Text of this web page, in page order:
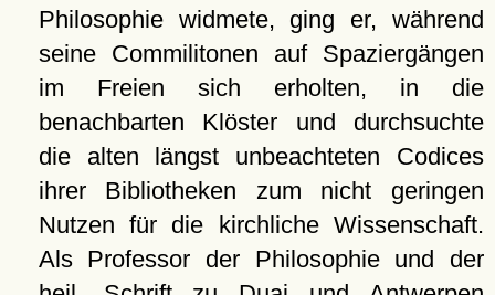
Philosophie widmete, ging er, während
seine Commilitonen auf Spaziergängen
im Freien sich erholten, in die
benachbarten Klöster und durchsuchte
die alten längst unbeachteten Codices
ihrer Bibliotheken zum nicht geringen
Nutzen für die kirchliche Wissenschaft.
Als Professor der Philosophie und der